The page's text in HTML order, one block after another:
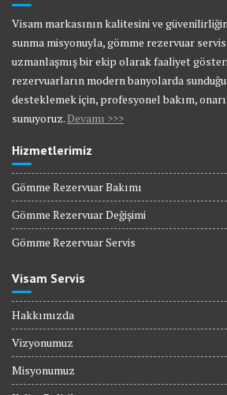
Visam markasının kalitesini ve
sunma misyonuyla, gömme rezervuar
uzmanlaşmış bir ekip olarak faaliyet
rezervuarların modern banyolarda
desteklemek için, profesyonel bakım,
sunuyoruz. Devamı >>>
Hizmetlerimiz
Gömme Rezervuar Bakımı
Gömme Rezervuar Değişimi
Gömme Rezervuar Servis
Visam Servis
Hakkımızda
Vizyonumuz
Misyonumuz